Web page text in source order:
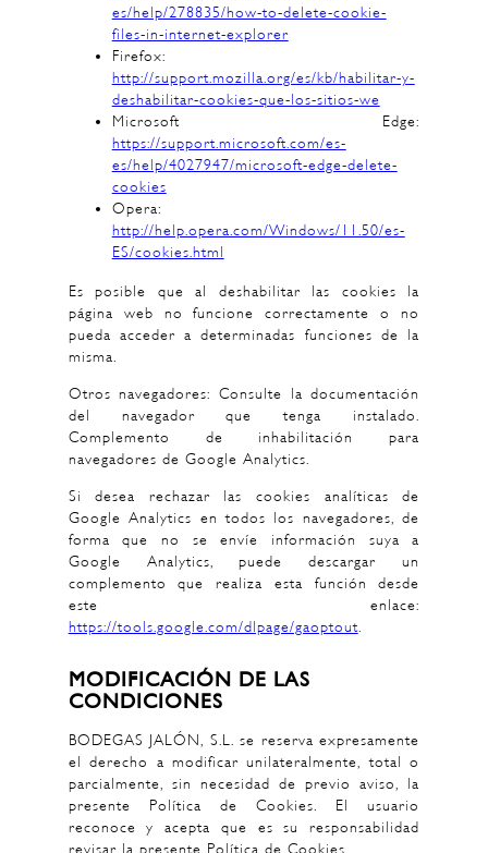
es/help/278835/how-to-delete-cookie-
files-in-internet-explorer
Firefox:
http://support.mozilla.org/es/kb/habilitar-y-
deshabilitar-cookies-que-los-sitios-we
Microsoft Edge:
https://support.microsoft.com/es-
es/help/4027947/microsoft-edge-delete-
cookies
Opera:
http://help.opera.com/Windows/11.50/es-
ES/cookies.html
Es posible que al deshabilitar las cookies la
página web no funcione correctamente o no
pueda acceder a determinadas funciones de la
misma.
Otros navegadores: Consulte la documentación
del navegador que tenga instalado.
Complemento de inhabilitación para
navegadores de Google Analytics.
Si desea rechazar las cookies analíticas de
Google Analytics en todos los navegadores, de
forma que no se envíe información suya a
Google Analytics, puede descargar un
complemento que realiza esta función desde
este enlace:
https://tools.google.com/dlpage/gaoptout.
MODIFICACIÓN DE LAS
CONDICIONES
BODEGAS JALÓN, S.L. se reserva expresamente
el derecho a modificar unilateralmente, total o
parcialmente, sin necesidad de previo aviso, la
presente Política de Cookies. El usuario
reconoce y acepta que es su responsabilidad